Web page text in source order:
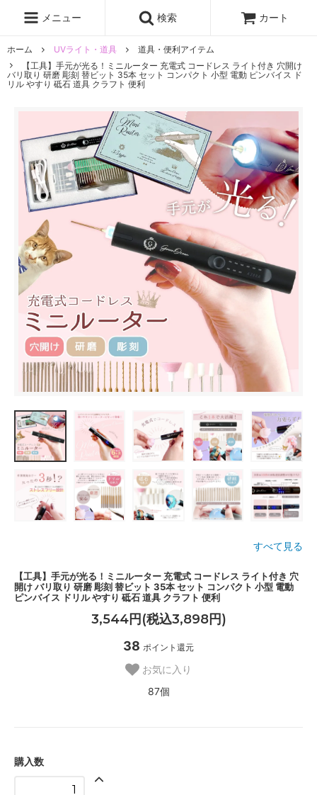
メニュー 検索 カート
ホーム UVライト・道具
道具・便利アイテム
【工具】手元が光る！ミニルーター 充電式 コードレス ライト付き 穴開け
バリ取り 研磨 彫刻 替ビット 35本 セット コンパクト 小型 電動 ピンバイス ド
リル やすり 砥石 道具 クラフト 便利
すべて見る
【工具】手元が光る！ミニルーター 充電式 コードレス ライト付き 穴
開け バリ取り 研磨 彫刻 替ビット 35本 セット コンパクト 小型 電動
ピンバイス ドリル やすり 砥石 道具 クラフト 便利
3,544円(税込3,898円)
38 ポイント還元
お気に入り
87個
購入数